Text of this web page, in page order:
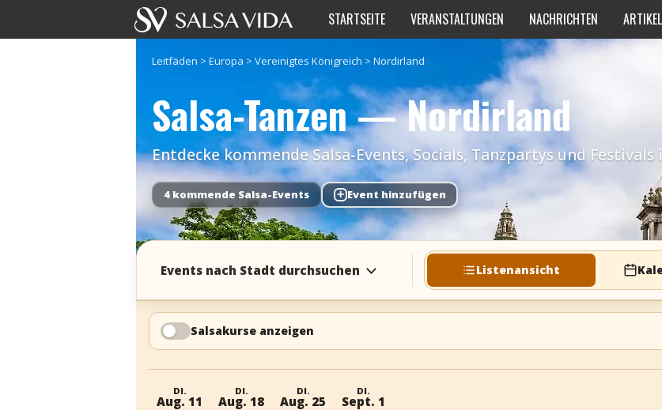
STARTSEITE VERANSTALTUNGEN NACHRICHTEN ARTIKEL
Leitfäden > Europa > Vereinigtes Königreich > Nordirland
Salsa-Tanzen — Nordirland
Entdecke kommende Salsa-Events, Socials, Tanzpartys und
4 kommende Salsa-Events + Event hinzufügen
Events nach Stadt durchsuchen Listenansicht
Salsakurse anzeigen
DI.
Aug. 11
DI.
Aug. 18
DI.
Aug. 25
DI.
Sept. 1